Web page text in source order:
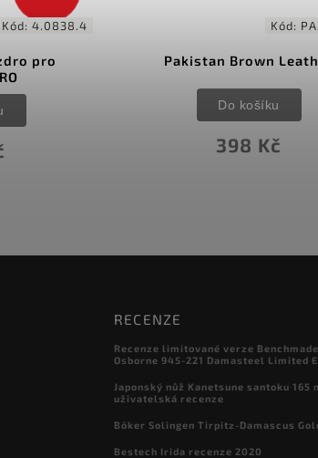
Kód: 4.0838.4
pro
Kód:
Pakistan Brown
398 Kč
Do košíku
RECENZE
Recenze limitované verze
Osborne 945-221 Damasteel Limited
Japonský nůž Kanetsune santoku 165
uživatelská recenze
Böker Solingen Tirpitz-Damascus
Bestech Irida recenze 2020